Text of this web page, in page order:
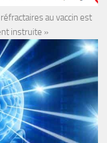
au vaccin est
instruite »